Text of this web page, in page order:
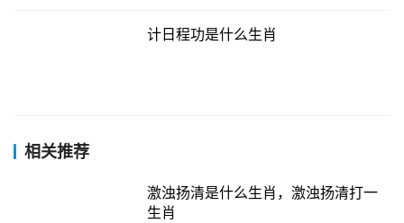
计日程功是什么生肖
相关推荐
激浊扬清是什么生肖，激浊扬清打一
生肖